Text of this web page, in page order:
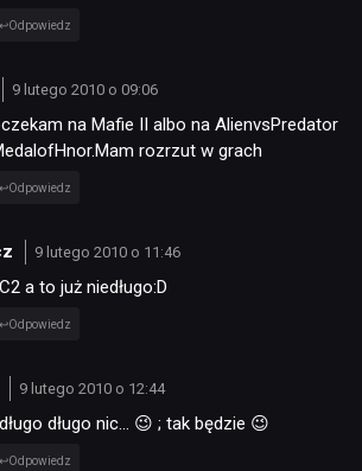
Odpowiedz
9 lutego 2010 o 09:06
na Mafie II albo na AlienvsPredator
rozrzut w grach
Odpowiedz
9 lutego 2010 o 11:46
a to już niedługo:D
Odpowiedz
9 lutego 2010 o 12:44
długo nic… 😉 ; tak będzie 😉
Odpowiedz